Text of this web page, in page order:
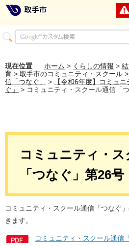
現在位置 ホーム > くらしの情報 >
育 > 取手市のコミュニティ・スクール >
信「つなぐ」
>
【令和6年度】コミュ
ぐ」
> コミュニティ・スクール通信「
コミュニティ・
「つなぐ」第26号
コミュニティ・スクール通信「つなぐ
きます。
コミュニティ・スクール通信